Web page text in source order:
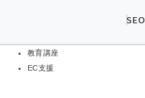
教育講座
EC支援
SEO